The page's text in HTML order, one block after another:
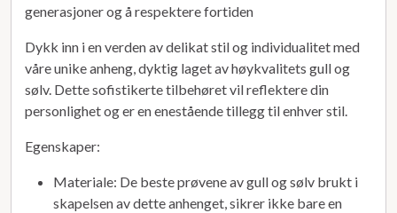
generasjoner og å respektere fortiden
Dykk inn i en verden av delikat stil og individualitet med
våre unike anheng, dyktig laget av høykvalitets gull og
sølv. Dette sofistikerte tilbehøret vil reflektere din
personlighet og er en enestående tillegg til enhver stil.
Egenskaper:
Materiale: De beste prøvene av gull og sølv brukt i
skapelsen av dette anhenget, sikrer ikke bare en